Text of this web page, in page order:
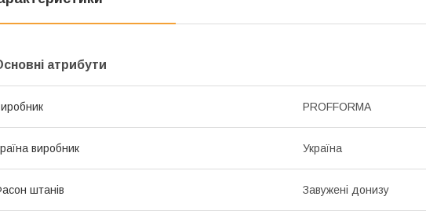
атрибути
PROFFORMA
виробник Україна
штанів Завужені донизу